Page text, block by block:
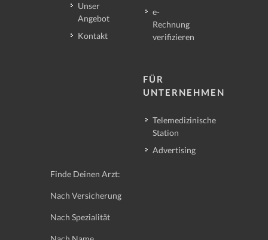
Unser
Angebot
Kontakt
e-
Rechnung
verifizieren
FÜR
UNTERNEHMEN
Telemedizinische
Station
Advertising
Finde Deinen Arzt:
Nach Versicherung
Nach Spezialität